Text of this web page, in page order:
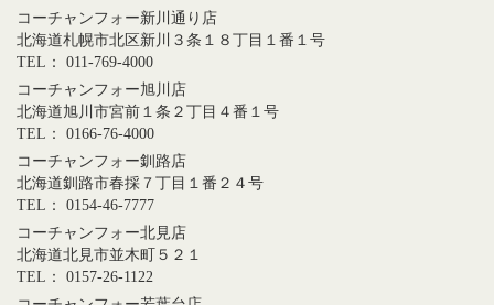
コーチャンフォー新川通り店
北海道札幌市北区新川３条１８丁目１番１号
TEL： 011-769-4000
コーチャンフォー旭川店
北海道旭川市宮前１条２丁目４番１号
TEL： 0166-76-4000
コーチャンフォー釧路店
北海道釧路市春採７丁目１番２４号
TEL： 0154-46-7777
コーチャンフォー北見店
北海道北見市並木町５２１
TEL： 0157-26-1122